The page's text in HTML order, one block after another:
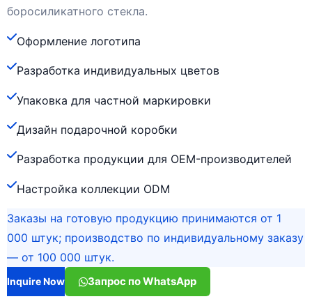
боросиликатного стекла.
Оформление логотипа
Разработка индивидуальных цветов
Упаковка для частной маркировки
Дизайн подарочной коробки
Разработка продукции для OEM-производителей
Настройка коллекции ODM
Заказы на готовую продукцию принимаются от 1
000 штук; производство по индивидуальному заказу
— от 100 000 штук.
Inquire Now Запрос по WhatsApp